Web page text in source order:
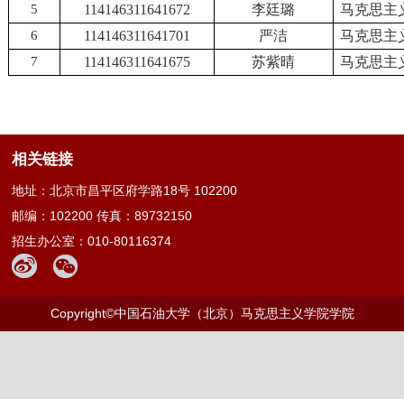
5 114146311641672 李廷璐 马克思主
6 114146311641701 严洁 马克思主
7 114146311641675 苏紫晴 马克思主
相关链接
地址：北京市昌平区府学路18号 102200
邮编：102200 传真：89732150
招生办公室：010-80116374
Copyright©中国石油大学（北京）马克思主义学院学院